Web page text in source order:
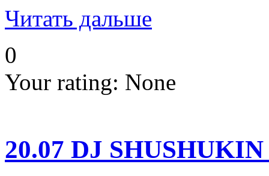
Читать дальше
0
Your rating: None
20.07 DJ